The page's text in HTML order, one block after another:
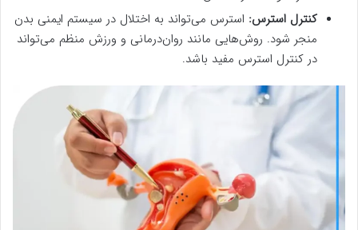
کنترل استرس: استرس می‌تواند به اختلال در سیستم ایمنی بدن
منجر شود. روش‌هایی مانند روان‌درمانی و ورزش منظم می‌تواند
در کنترل استرس مفید باشد.